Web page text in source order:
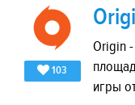
103
Origin
игры